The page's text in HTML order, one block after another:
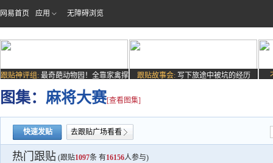
网易首页 应用 无障碍浏览
跟贴神评组: 最奇葩动物园！全靠家禽撑
场子
跟贴故事会: 写下旅途中被坑的经历
图集： 麻将大赛[查看图集]
快速发贴 去跟贴广场看看
热门跟贴 (跟贴1097条 有16156人参与)